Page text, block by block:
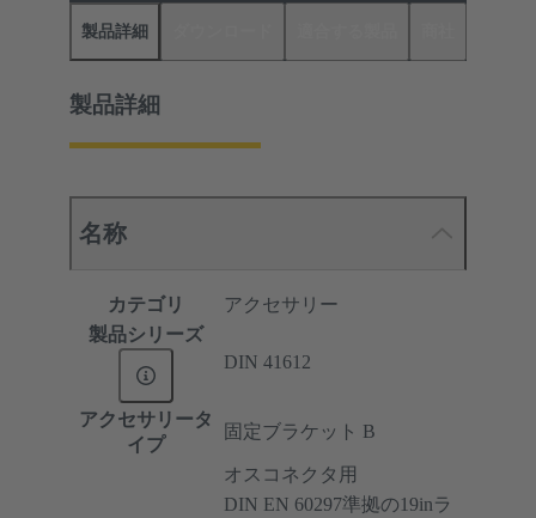
製品詳細
製品詳細
名称
カテゴリ
アクセサリー
製品シリーズ
DIN 41612
アクセサリータ
イプ
固定ブラケット B
オスコネクタ用
DIN EN 60297準拠の19inラ